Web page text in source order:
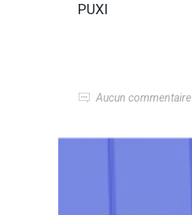
PUXI
Aucun commentaire